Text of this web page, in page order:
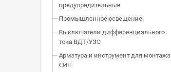
предупредительные
Промышленное освещение
Выключатели дифференциального
тока ВДТ/УЗО
Арматура и инструмент для монтажа
СИП